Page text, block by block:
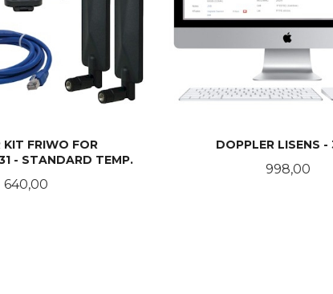
KIT FRIWO FOR
- STANDARD TEMP.
Pris
640,00
DOPPLER LISENS -
Pris
998,00